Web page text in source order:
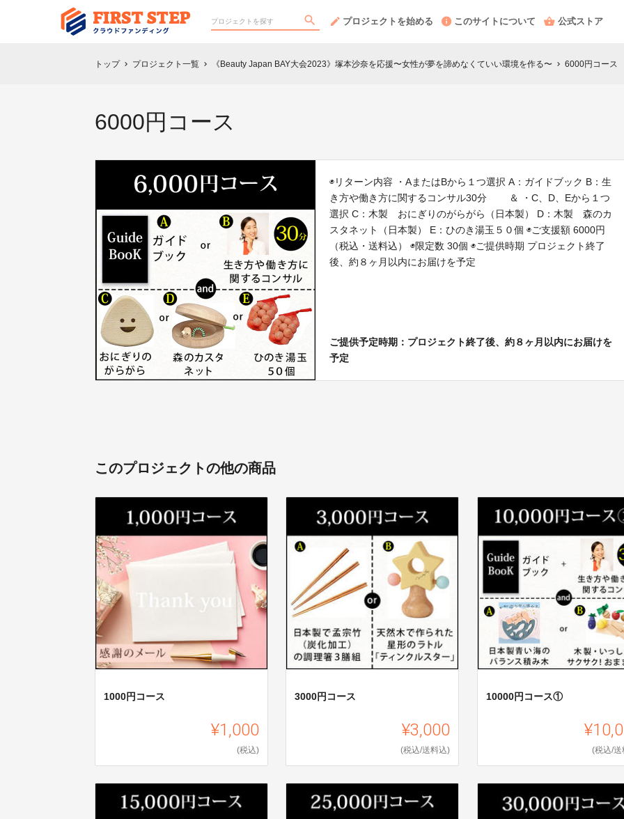
プロジェクトを始める このサイトについて 公式ストア
トップ chevron_right プロジェクト一覧 chevron_right 《Beauty Japan BAY大会2023》塚本沙奈を応援〜女性が夢を諦めなくていい環境を作る〜 chevron_right 6000円コース
6000円コース
◉リターン内容 ・AまたはBから１つ選択 A：ガイドブック B：生
き方や働き方に関するコンサル30分 ＆ ・C、D、Eから１つ
選択 C：木製 おにぎりのがらがら（日本製） D：木製 森のカ
スタネット（日本製） E：ひのき湯玉５０個 ◉ご支援額 6000円
（税込・送料込） ◉限定数 30個 ◉ご提供時期 プロジェクト終了
後、約８ヶ月以内にお届けを予定
ご提供予定時期：プロジェクト終了後、約８ヶ月以内にお届けを
予定
このプロジェクトの他の商品
1000円コース
¥1,000
(税込)
3000円コース
¥3,000
(税込/送料込)
10000円コース①
(税込/送